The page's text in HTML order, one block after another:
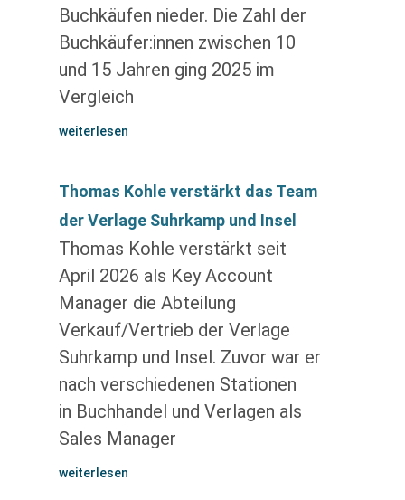
Buchkäufen nieder. Die Zahl der
Buchkäufer:innen zwischen 10
und 15 Jahren ging 2025 im
Vergleich
weiterlesen
Thomas Kohle verstärkt das Team
der Verlage Suhrkamp und Insel
Thomas Kohle verstärkt seit
April 2026 als Key Account
Manager die Abteilung
Verkauf/Vertrieb der Verlage
Suhrkamp und Insel. Zuvor war er
nach verschiedenen Stationen
in Buchhandel und Verlagen als
Sales Manager
weiterlesen